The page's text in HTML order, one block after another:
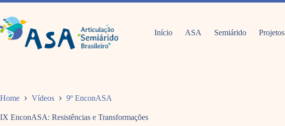
Pular
o
conteúdo
Início ASA Semiárido Projetos
Home Vídeos 9º EnconASA
IX EnconASA: Resistências e Transformações